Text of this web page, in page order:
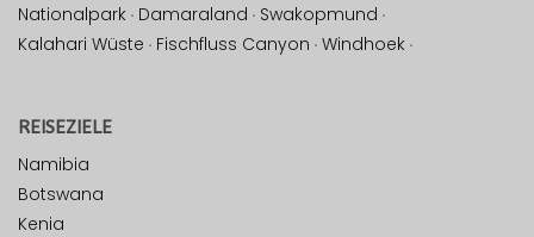
Nationalpark · Damaraland · Swakopmund ·
Kalahari Wüste · Fischfluss Canyon · Windhoek ·
REISEZIELE
Namibia
Botswana
Kenia